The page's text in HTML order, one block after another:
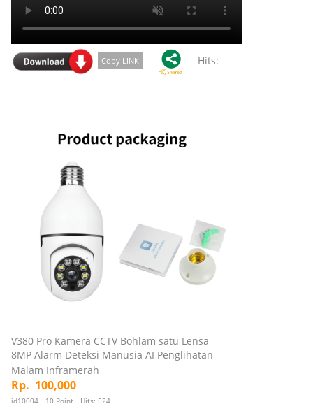
Copy LINK Hits:
V380 Pro Kamera CCTV Bohlam satu Lensa
8MP Alarm Deteksi Manusia AI Penglihatan
Malam Inframerah
Rp. 100,000
id10004 10 Point Hits: 524